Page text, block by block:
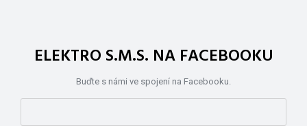
ELEKTRO S.M.S. NA FACEBOOKU
Buďte s námi ve spojení na Facebooku.